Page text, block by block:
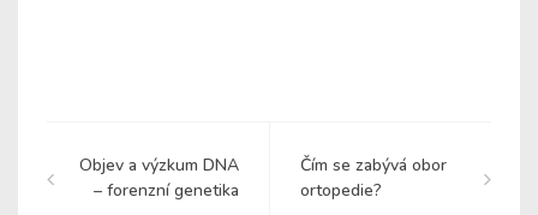
Objev a výzkum DNA
– forenzní genetika
Čím se zabývá obor
ortopedie?